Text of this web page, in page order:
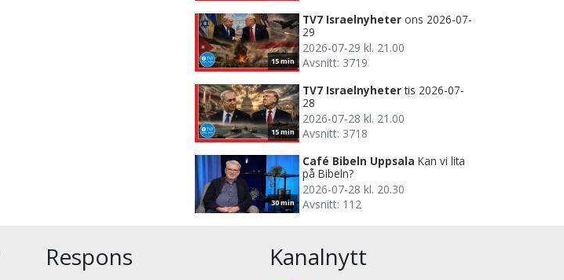
15 min
TV7 Israelnyheter ons 2026-07-
29
2026-07-29 kl. 21.00
Avsnitt: 3719
15 min
TV7 Israelnyheter tis 2026-07-
28
2026-07-28 kl. 21.00
Avsnitt: 3718
30 min
Café Bibeln Uppsala Kan vi lita
på Bibeln?
2026-07-28 kl. 20.30
Avsnitt: 112
Respons Kanalnytt